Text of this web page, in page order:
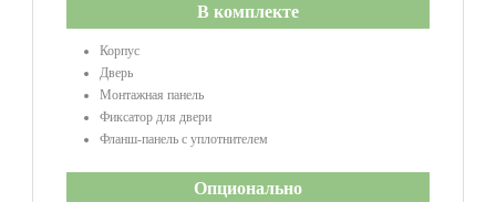
В комплекте
Корпус
Дверь
Монтажная панель
Фиксатор для двери
Фланш-панель с уплотнителем
Опционально